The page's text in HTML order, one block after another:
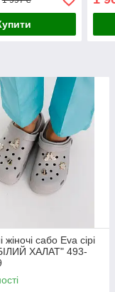
жіночі сабо Eva сірі
ХАЛАТ" 493-